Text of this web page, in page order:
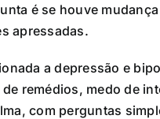
é se houve
apressadas.
a depressão e
remédios, medo de
com perguntas